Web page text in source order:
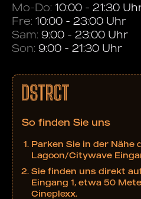
Mo-Do: 10:00 - 21:30
Fre: 10:00 - 23:00 Uhr
Sam: 9:00 - 23:00 Uhr
Son: 9:00 - 21:30 Uhr
So finden Sie uns
Parken Sie in der Nähe
Lagoon/Citywave
Sie finden uns direkt
Eingang 1, etwa 50
Cineplexx.